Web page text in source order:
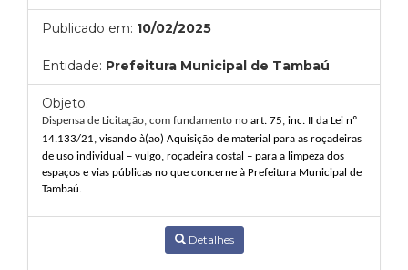
Publicado em: 10/02/2025
Entidade: Prefeitura Municipal de Tambaú
Objeto:
Dispensa de Licitação, com fundamento no art. 75, inc. II da Lei nº
14.133/21, visando à(ao) Aquisição de material para as roçadeiras
de uso individual – vulgo, roçadeira costal – para a limpeza dos
espaços e vias públicas no que concerne à Prefeitura Municipal de
Tambaú.
Detalhes